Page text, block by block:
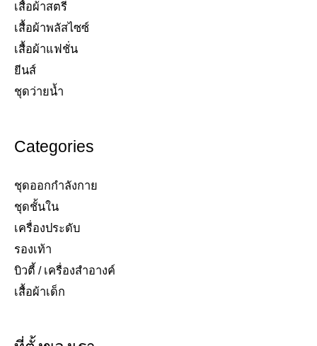
เสื้อผ้าสตรี​
เสื้อผ้าพลัสไซซ์​
เสื้อผ้าแฟชั่น​
ยีนส์​
ชุดว่ายน้ำ​
Categories
ชุดออกกำลังกาย
ชุดชั้นใน
เครื่องประดับ​
รองเท้า​
บิวตี้ / เครื่องสำอางค์
เสื้อผ้าเด็ก